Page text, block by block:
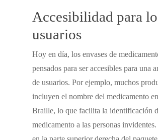
Accesibilidad para
usuarios
Hoy en día, los envases de
pensados para ser accesibles para una
de usuarios. Por ejemplo, muchos
incluyen el nombre del medicamento
Braille, lo que facilita la identificación
medicamento a las personas